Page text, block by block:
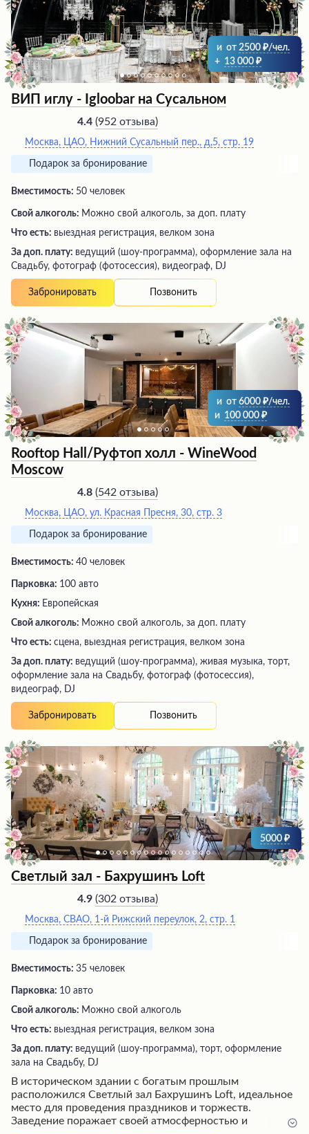
и от 2500
/чел.
+ 13 000
ВИП иглу - Igloobar на Сусальном
4.4 (952 отзыва)
Москва, ЦАО, Нижний Сусальный пер., д,5, стр. 19
Подарок за бронирование
Вместимость: 50 человек
Свой алкоголь: Можно свой алкоголь, за доп. плату
Что есть: выездная регистрация, велком зона
За доп. плату: ведущий (шоу-программа), оформление зала на
Свадьбу, фотограф (фотосессия), видеограф, DJ
Забронировать Позвонить
и от 6000
/чел.
и 100 000
Rooftop Hall/Руфтоп холл - WineWood
Moscow
4.8 (542 отзыва)
Москва, ЦАО, ул. Красная Пресня, 30, стр. 3
Подарок за бронирование
Вместимость: 40 человек
Парковка: 100 авто
Кухня: Европейская
Свой алкоголь: Можно свой алкоголь, за доп. плату
Что есть: сцена, выездная регистрация, велком зона
За доп. плату: ведущий (шоу-программа), живая музыка, торт,
оформление зала на Свадьбу, фотограф (фотосессия),
видеограф, DJ
Забронировать Позвонить
5000
Светлый зал - Бахрушинъ Loft
4.9 (302 отзыва)
Москва, СВАО, 1-й Рижский переулок, 2, стр. 1
Подарок за бронирование
Вместимость: 35 человек
Парковка: 10 авто
Свой алкоголь: Можно свой алкоголь
Что есть: выездная регистрация, велком зона
За доп. плату: ведущий (шоу-программа), торт, оформление
зала на Свадьбу, DJ
В историческом здании с богатым прошлым
расположился Светлый зал Бахрушинъ Loft, идеальное
место для проведения праздников и торжеств.
Заведение поражает своей атмосферностью и